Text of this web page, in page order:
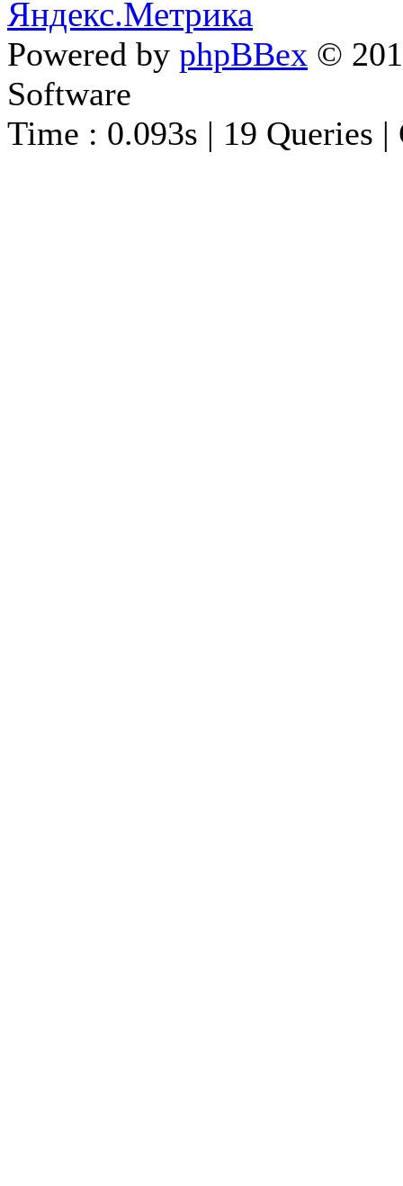
Powered by phpBBex ©
Software
Time : 0.093s | 19 Queries